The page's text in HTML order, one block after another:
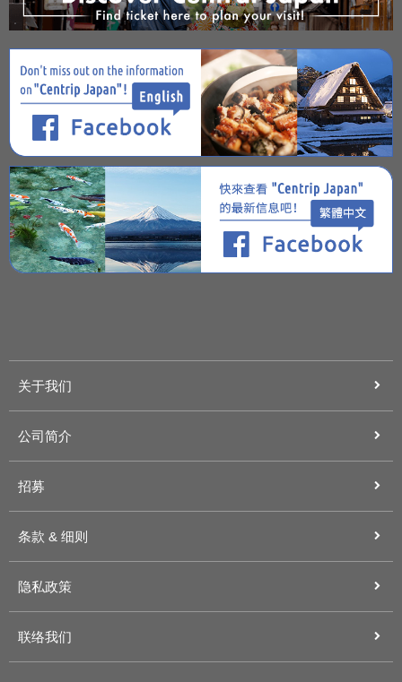
关于我们
公司简介
招募
条款 & 细则
隐私政策
联络我们